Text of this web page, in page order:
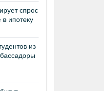
спрос
ипотеку
из